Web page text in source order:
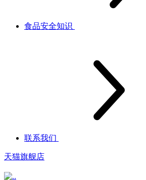
食品安全知识
联系我们
天猫旗舰店